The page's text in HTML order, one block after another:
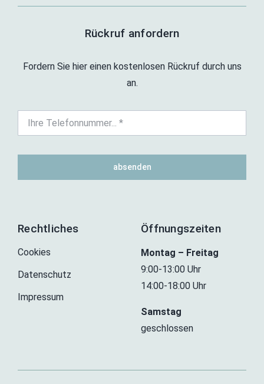
Rückruf anfordern
Fordern Sie hier einen kostenlosen Rückruf durch uns
an.
absenden
Rechtliches
Cookies
Datenschutz
Impressum
Öffnungszeiten
Montag – Freitag
9:00-13:00 Uhr
14:00-18:00 Uhr
Samstag
geschlossen